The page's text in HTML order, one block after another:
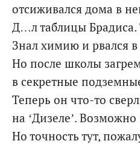
отсиживался дома в
Д…л таблицы Брадиса.
Знал химию и рвался в
Но после школы
в секретные
Теперь он что-то
на ‘Дизеле’.
Но точность тут,